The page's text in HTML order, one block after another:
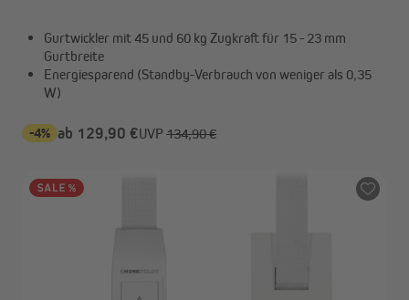
Gurtwickler mit 45 und 60 kg Zugkraft für 15 - 23 mm
Gurtbreite
Energiesparend (Standby-Verbrauch von weniger als 0,35
W)
-4% ab 129,90 €UVP 134,90 €